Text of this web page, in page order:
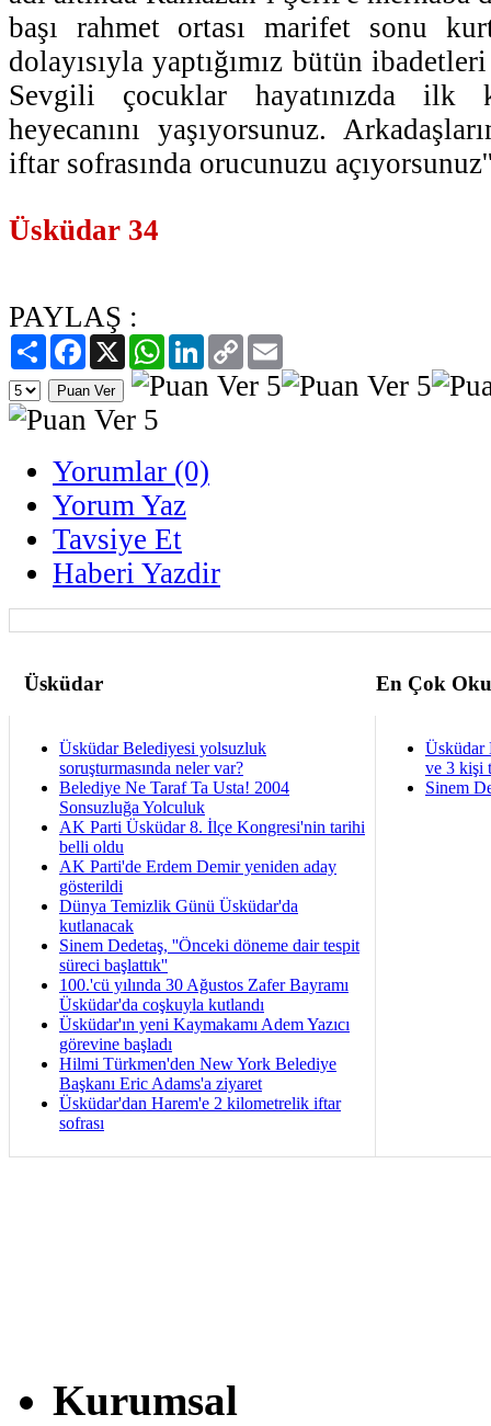
başı rahmet ortası marifet sonu
dolayısıyla yaptığımız bütün
Sevgili çocuklar hayatınızda ilk
heyecanını yaşıyorsunuz.
iftar sofrasında orucunuzu
Üsküdar 34
PAYLAŞ :
PaylaşFacebook
X WhatsAppLinkedIn
Copy
Link
Yorumlar (0)
Yorum Yaz
Tavsiye Et
Haberi Yazdir
Üsküdar En Çok
Üsküdar Belediyesi yolsuzluk
soruşturmasında neler var?
Belediye Ne Taraf Ta Usta! 2004
Sonsuzluğa Yolculuk
AK Parti Üsküdar 8. İlçe Kongresi'nin tarihi
belli oldu
AK Parti'de Erdem Demir yeniden aday
gösterildi
Dünya Temizlik Günü Üsküdar'da
kutlanacak
Sinem Dedetaş, ''Önceki döneme dair tespit
süreci başlattık''
100.'cü yılında 30 Ağustos Zafer Bayramı
Üsküdar'da coşkuyla kutlandı
Üsküdar'ın yeni Kaymakamı Adem Yazıcı
görevine başladı
Hilmi Türkmen'den New York Belediye
Başkanı Eric Adams'a ziyaret
Üsküdar'dan Harem'e 2 kilometrelik iftar
sofrası
Üsküdar
ve 3 kişi
Sinem
Kurumsal